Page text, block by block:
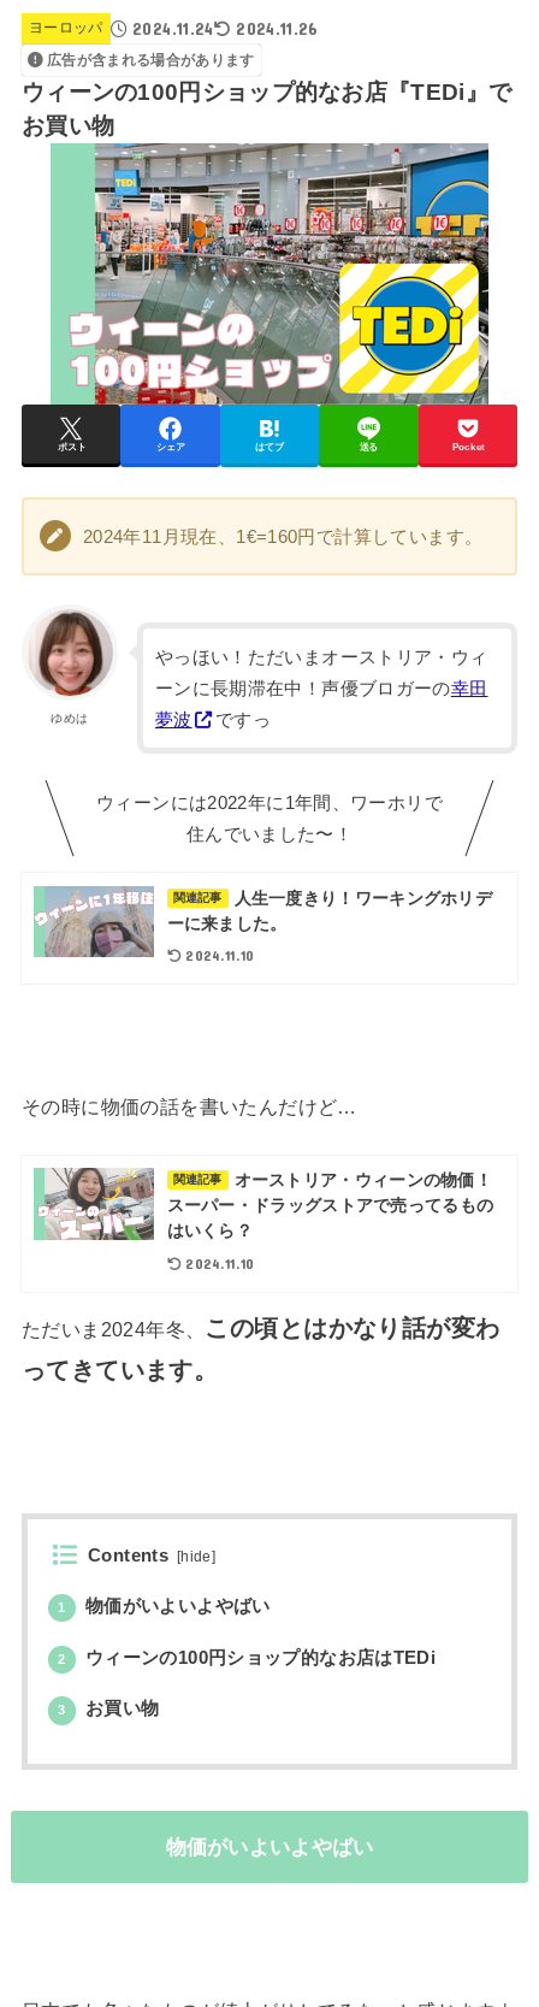
ヨーロッパ 2024.11.24 2024.11.26
広告が含まれる場合があります
ウィーンの100円ショップ的なお店『TEDi』で
お買い物
ポスト シェア はてブ 送る Pocket
2024年11月現在、1€=160円で計算しています。
ゆめは
やっほい！ただいまオーストリア・ウィ
ーンに長期滞在中！声優ブロガーの幸田
夢波
ですっ
ウィーンには2022年に1年間、ワーホリで
住んでいました〜！
関連記事
人生一度きり！ワーキングホリデ
ーに来ました。
2024.11.10
その時に物価の話を書いたんだけど…
関連記事
オーストリア・ウィーンの物価！
スーパー・ドラッグストアで売ってるもの
はいくら？
2024.11.10
ただいま2024年冬、 この頃とはかなり話が変わ
ってきています。
Contents [hide]
1 物価がいよいよやばい
2 ウィーンの100円ショップ的なお店はTEDi
3 お買い物
物価がいよいよやばい